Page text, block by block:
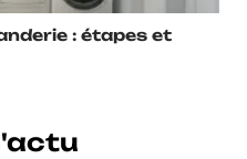
: étapes et